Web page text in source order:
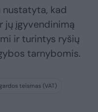
kad
jų įgyvendinimą
ir turintys ryšių
tarnybomis.
teismas (VAT)